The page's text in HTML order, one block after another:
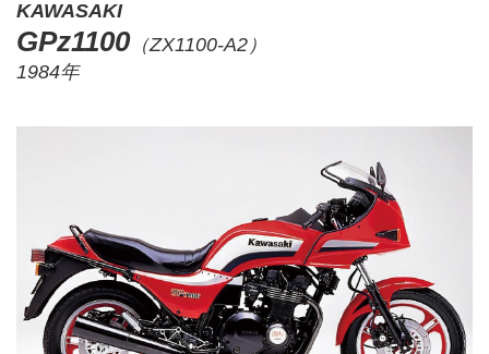
KAWASAKI
GPz1100（ZX1100-A2）
1984年